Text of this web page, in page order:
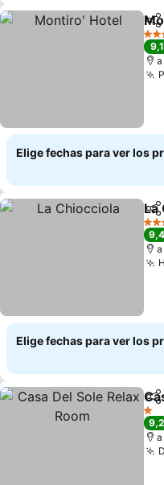
4
9,1
Elige fechas para ver los
La
3
9,4
Elige fechas para ver los
1
9,2